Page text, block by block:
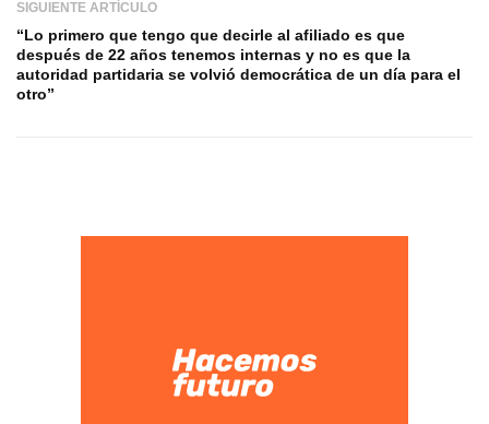
SIGUIENTE ARTÍCULO
“Lo primero que tengo que decirle al afiliado es que
después de 22 años tenemos internas y no es que la
autoridad partidaria se volvió democrática de un día para el
otro”